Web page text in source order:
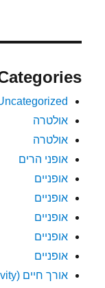
אולטרה
אולטרה
אופני הרים
אופניים
אופניים
אופניים
אופניים
אופניים
אורך חיים (longevity)